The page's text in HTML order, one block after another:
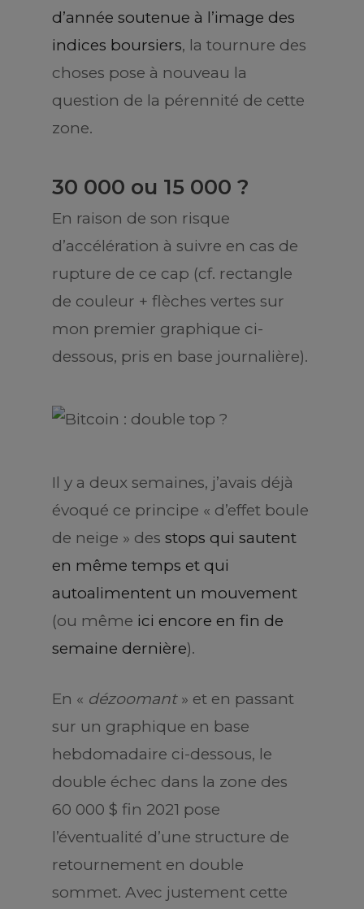
d’année soutenue à l’image des
indices boursiers, la tournure des
choses pose à nouveau la
question de la pérennité de cette
zone.
30 000 ou 15 000 ?
En raison de son risque
d’accélération à suivre en cas de
rupture de ce cap (cf. rectangle
de couleur + flèches vertes sur
mon premier graphique ci-
dessous, pris en base journalière).
Il y a deux semaines, j’avais déjà
évoqué ce principe « d’effet boule
de neige » des stops qui sautent
en même temps et qui
autoalimentent un mouvement
(ou même ici encore en fin de
semaine dernière).
En « dézoomant» et en passant
sur un graphique en base
hebdomadaire ci-dessous, le
double échec dans la zone des
60 000 $ fin 2021 pose
l’éventualité d’une structure de
retournement en double
sommet. Avec justement cette